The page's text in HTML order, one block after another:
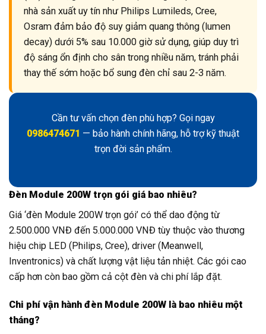
nhà sản xuất uy tín như Philips Lumileds, Cree,
Osram đảm bảo độ suy giảm quang thông (lumen
decay) dưới 5% sau 10.000 giờ sử dụng, giúp duy trì
độ sáng ổn định cho sân trong nhiều năm, tránh phải
thay thế sớm hoặc bổ sung đèn chỉ sau 2-3 năm.
Cần tư vấn chọn đèn phù hợp? Gọi ngay
0986474671 — bảo hành chính hãng, hỗ trợ kỹ thuật
trọn đời sản phẩm.
Đèn Module 200W trọn gói giá bao nhiêu?
Giá ‘đèn Module 200W trọn gói’ có thể dao động từ
2.500.000 VNĐ đến 5.000.000 VNĐ tùy thuộc vào thương
hiệu chip LED (Philips, Cree), driver (Meanwell,
Inventronics) và chất lượng vật liệu tản nhiệt. Các gói cao
cấp hơn còn bao gồm cả cột đèn và chi phí lắp đặt.
Chi phí vận hành đèn Module 200W là bao nhiêu một
tháng?